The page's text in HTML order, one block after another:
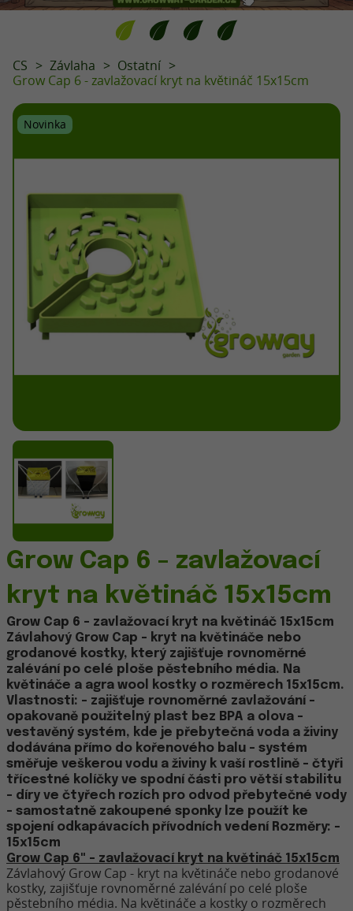
CS Závlaha
Ostatní
Grow Cap 6 - zavlažovací kryt na květináč 15x15cm
Novinka
Grow Cap 6 - zavlažovací
kryt na květináč 15x15cm
Grow Cap 6 - zavlažovací kryt na květináč 15x15cm
Závlahový Grow Cap - kryt na květináče nebo
grodanové kostky, který zajišťuje rovnoměrné
zalévání po celé ploše pěstebního média. Na
květináče a agra wool kostky o rozměrech 15x15cm.
Vlastnosti: - zajišťuje rovnoměrné zavlažování -
opakovaně použitelný plast bez BPA a olova -
vestavěný systém, kde je přebytečná voda a živiny
dodávána přímo do kořenového balu - systém
směřuje veškerou vodu a živiny k vaší rostlině - čtyři
třícestné kolíčky ve spodní části pro větší stabilitu
- díry ve čtyřech rozích pro odvod přebytečné vody
- samostatně zakoupené sponky lze použít ke
spojení odkapávacích přívodních vedení Rozměry: -
15x15cm
Grow Cap 6" - zavlažovací kryt na květináč 15x15cm
Závlahový Grow Cap - kryt na květináče nebo grodanové
kostky, zajišťuje rovnoměrné zalévání po celé ploše
pěstebního média. Na květináče a kostky o rozměrech